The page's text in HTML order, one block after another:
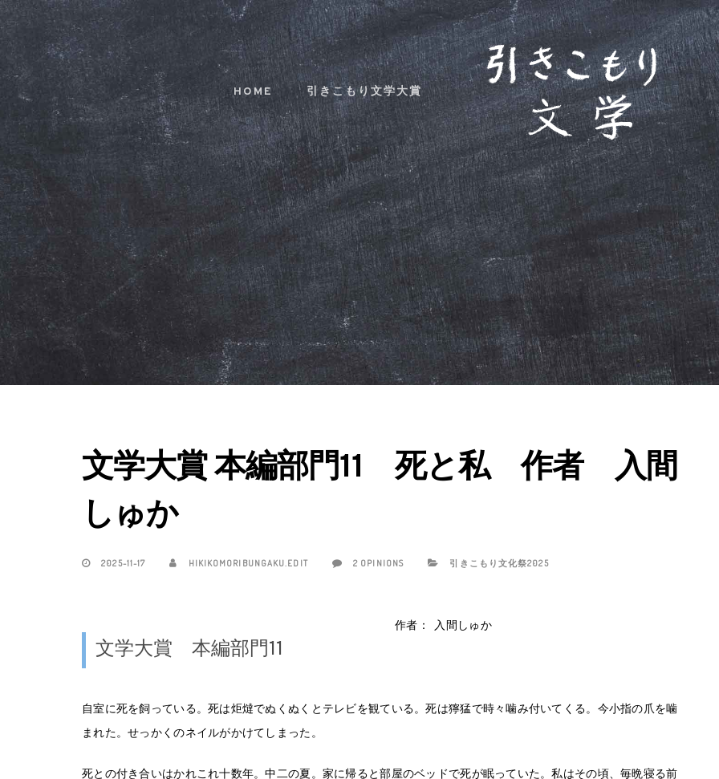
Skip
links
Skip
to
navigation
Skip
to
content
HOME 引きこもり文学大賞
文学大賞 本編部門11 死と私 作者 入間
しゅか
2025-11-17 HIKIKOMORIBUNGAKU.EDIT 2 OPINIONS 引きこもり文化祭2025
文学大賞 本編部門11
作者： 入間しゅか
自室に死を飼っている。死は炬燵でぬくぬくとテレビを観ている。死は獰猛で時々噛み付いてくる。今小指の爪を噛
まれた。せっかくのネイルがかけてしまった。
死との付き合いはかれこれ十数年。中二の夏。家に帰ると部屋のベッドで死が眠っていた。私はその頃、毎晩寝る前